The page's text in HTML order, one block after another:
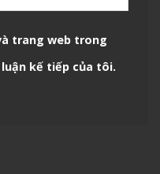
trang web trong
kế tiếp của tôi.